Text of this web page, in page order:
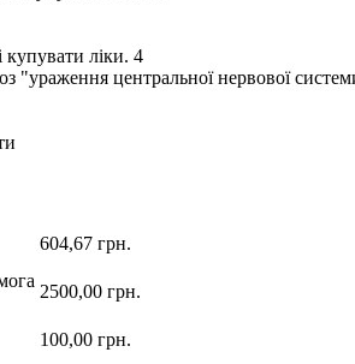
ліки. 4
"ураження центральної нервової
604,67 грн.
2500,00 грн.
100,00 грн.